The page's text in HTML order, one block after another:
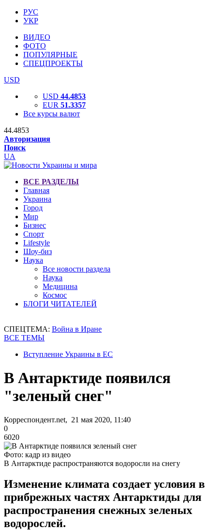
РУС
УКР
ВИДЕО
ФОТО
ПОПУЛЯРНЫЕ
СПЕЦПРОЕКТЫ
USD
USD 44.4853
EUR 51.3357
Все курсы валют
44.4853
Авторизация
Поиск
UA
ВСЕ РАЗДЕЛЫ
Главная
Украина
Город
Мир
Бизнес
Спорт
Lifestyle
Шоу-биз
Наука
Все новости раздела
Наука
Медицина
Космос
БЛОГИ ЧИТАТЕЛЕЙ
СПЕЦТЕМА: Война в Иране
ВСЕ ТЕМЫ
Вступление Украины в ЕС
В Антарктиде появился
"зеленый снег"
Корреспондент.net, 21 мая 2020, 11:40
0
6020
Фото: кадр из видео
В Антарктиде распространяются водоросли на снегу
Изменение климата создает условия в
прибрежных частях Антарктиды для
распространения снежных зеленых
водорослей.